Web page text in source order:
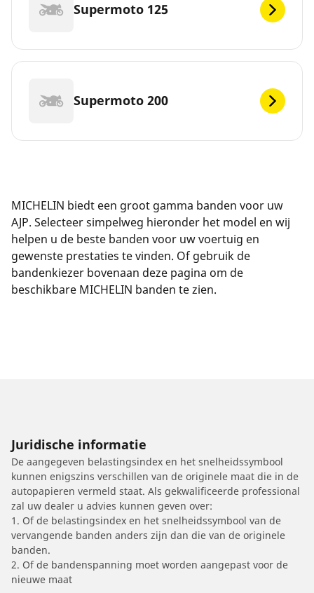
Supermoto 125
Supermoto 200
MICHELIN biedt een groot gamma banden voor uw
AJP. Selecteer simpelweg hieronder het model en wij
helpen u de beste banden voor uw voertuig en
gewenste prestaties te vinden. Of gebruik de
bandenkiezer bovenaan deze pagina om de
beschikbare MICHELIN banden te zien.
Juridische informatie
De aangegeven belastingsindex en het snelheidssymbool
kunnen enigszins verschillen van de originele maat die in de
autopapieren vermeld staat. Als gekwalificeerde professional
zal uw dealer u advies kunnen geven over:
1. Of de belastingsindex en het snelheidssymbool van de
vervangende banden anders zijn dan die van de originele
banden.
2. Of de bandenspanning moet worden aangepast voor de
nieuwe maat